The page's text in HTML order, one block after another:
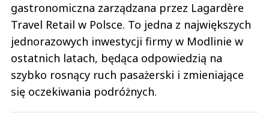
gastronomiczna zarządzana przez Lagardère
Travel Retail w Polsce. To jedna z największych
jednorazowych inwestycji firmy w Modlinie w
ostatnich latach, będąca odpowiedzią na
szybko rosnący ruch pasażerski i zmieniające
się oczekiwania podróżnych.